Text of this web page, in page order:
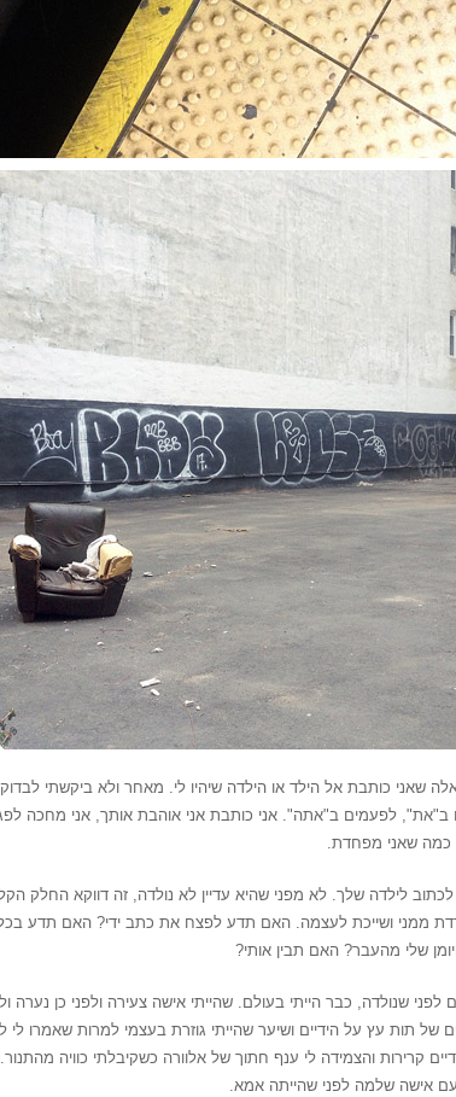
שאני כותבת אל הילד או הילדה שיהיו לי. מאחר ולא ביקשתי
ב"את", לפעמים ב"אתה". אני כותבת אני אוהבת אותך, אני מחכה
כמה שאני מפחדת.
לילדה שלך. לא מפני שהיא עדיין לא נולדה, זה דווקא החלק
ממני ושייכת לעצמה. האם תדע לפצח את כתב ידי? האם תדע
שלי מהעבר? האם תבין אותי?
שנולדה, כבר הייתי בעולם. שהייתי אישה צעירה ולפני כן נערה
תות עץ על הידיים ושיער שהייתי גוזרת בעצמי למרות שאמרו לי
קרירות והצמידה לי ענף חתוך של אלוורה כשקיבלתי כוויה
אישה שלמה לפני שהייתה אמא.